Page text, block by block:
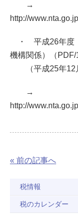
→
http://
・ 平成26年度
機構関係）（PDF/
（平成25年12
→
http://
« 前の記事へ
税情報
税のカレンダー